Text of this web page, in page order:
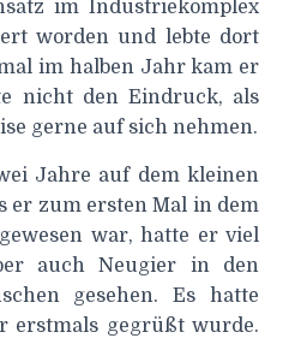
im Industriekomplex
worden und lebte dort
im halben Jahr kam er
nicht den Eindruck, als
gerne auf sich nehmen.
Jahre auf dem kleinen
er zum ersten Mal in dem
war, hatte er viel
auch Neugier in den
gesehen. Es hatte
erstmals gegrüßt wurde.